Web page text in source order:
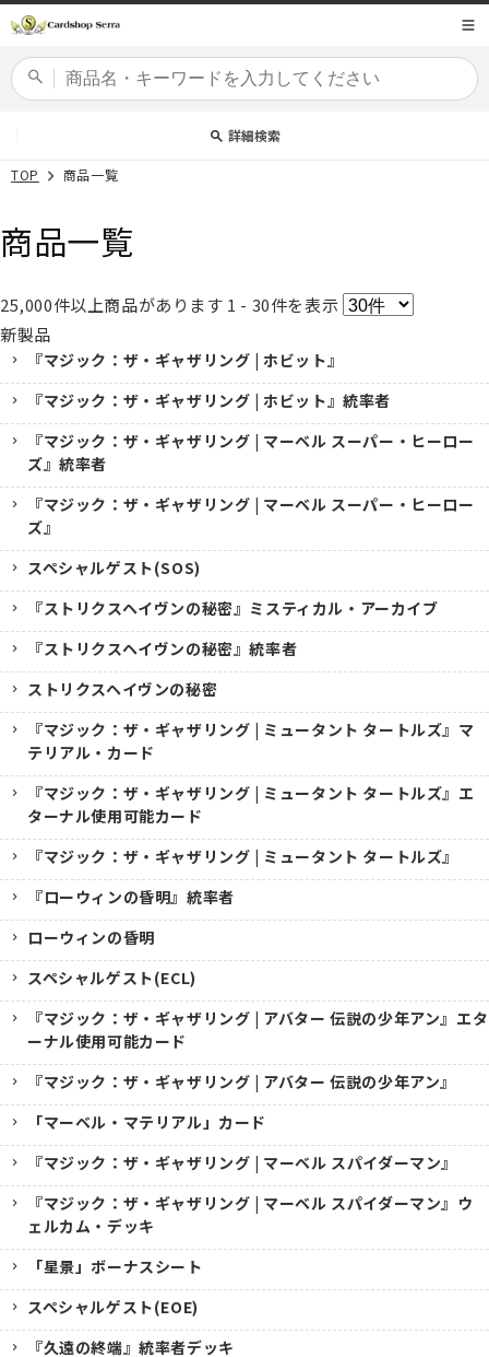
ンツに
詳細検索
商品コード
カードセット
TOP 商品一覧
商品一覧
25,000件以上商品があります 1 - 30件を表示
新製品
『マジック：ザ・ギャザリング | ホビット』
『マジック：ザ・ギャザリング | ホビット』統率者
『マジック：ザ・ギャザリング | マーベル スーパー・ヒーロー
ズ』統率者
『マジック：ザ・ギャザリング | マーベル スーパー・ヒーロー
ズ』
スペシャルゲスト(SOS)
『ストリクスヘイヴンの秘密』ミスティカル・アーカイブ
『ストリクスヘイヴンの秘密』統率者
ストリクスヘイヴンの秘密
『マジック：ザ・ギャザリング | ミュータント タートルズ』マ
テリアル・カード
『マジック：ザ・ギャザリング | ミュータント タートルズ』エ
ターナル使用可能カード
『マジック：ザ・ギャザリング | ミュータント タートルズ』
『ローウィンの昏明』統率者
ローウィンの昏明
スペシャルゲスト(ECL)
『マジック：ザ・ギャザリング | アバター 伝説の少年アン』エタ
ーナル使用可能カード
『マジック：ザ・ギャザリング | アバター 伝説の少年アン』
「マーベル・マテリアル」カード
『マジック：ザ・ギャザリング | マーベル スパイダーマン』
『マジック：ザ・ギャザリング | マーベル スパイダーマン』ウ
ェルカム・デッキ
「星景」ボーナスシート
スペシャルゲスト(EOE)
『久遠の終端』統率者デッキ